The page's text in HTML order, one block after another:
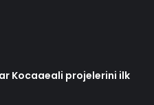
Kocaaeali projelerini ilk